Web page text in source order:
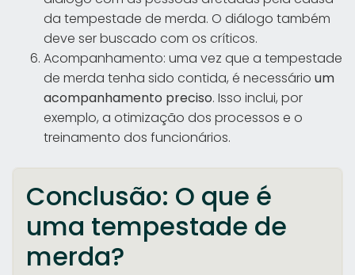
da tempestade de merda. O diálogo também
deve ser buscado com os críticos.
Acompanhamento: uma vez que a tempestade
de merda tenha sido contida, é necessário um
acompanhamento preciso. Isso inclui, por
exemplo, a otimização dos processos e o
treinamento dos funcionários.
Conclusão: O que é
uma tempestade de
merda?